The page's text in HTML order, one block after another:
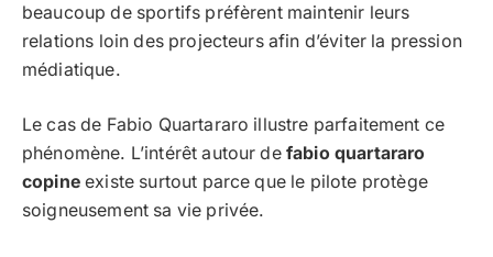
beaucoup de sportifs préfèrent maintenir leurs
relations loin des projecteurs afin d’éviter la pression
médiatique.
Le cas de Fabio Quartararo illustre parfaitement ce
phénomène. L’intérêt autour de fabio quartararo
copineexiste surtout parce que le pilote protège
soigneusement sa vie privée.